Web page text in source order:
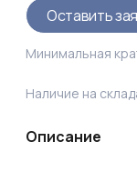
Оставить
Минимальная
Наличие на
Описание